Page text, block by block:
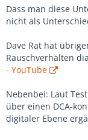
Dass man diese
nicht als
Dave Rat hat
Rauschverhalten
- YouTube
Nebenbei: Laut
über einen DCA-
digitaler Ebene